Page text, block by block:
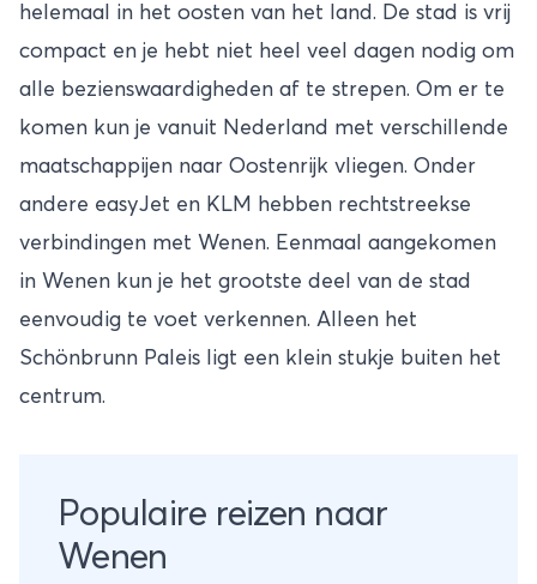
helemaal in het oosten van het land. De stad is vrij
compact en je hebt niet heel veel dagen nodig om
alle bezienswaardigheden af te strepen. Om er te
komen kun je vanuit Nederland met verschillende
maatschappijen naar Oostenrijk vliegen. Onder
andere easyJet en KLM hebben rechtstreekse
verbindingen met Wenen. Eenmaal aangekomen
in Wenen kun je het grootste deel van de stad
eenvoudig te voet verkennen. Alleen het
Schönbrunn Paleis ligt een klein stukje buiten het
centrum.
Populaire reizen naar
Wenen